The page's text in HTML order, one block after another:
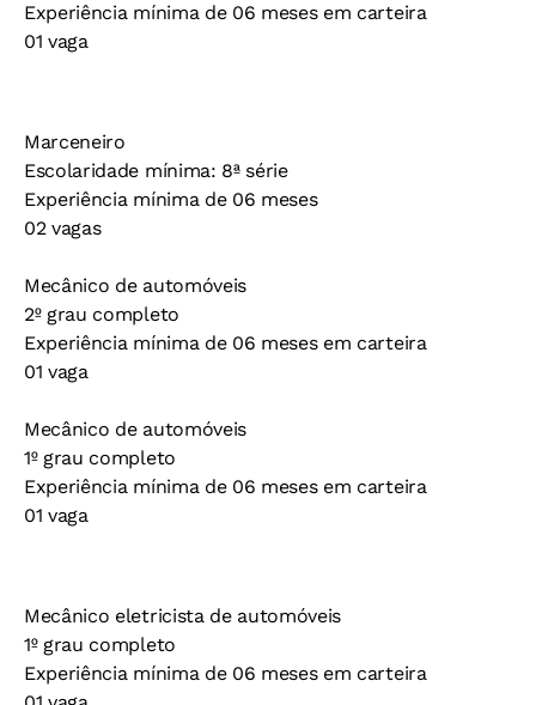
Experiência mínima de 06 meses em carteira
01 vaga
Marceneiro
Escolaridade mínima: 8ª série
Experiência mínima de 06 meses
02 vagas
Mecânico de automóveis
2º grau completo
Experiência mínima de 06 meses em carteira
01 vaga
Mecânico de automóveis
1º grau completo
Experiência mínima de 06 meses em carteira
01 vaga
Mecânico eletricista de automóveis
1º grau completo
Experiência mínima de 06 meses em carteira